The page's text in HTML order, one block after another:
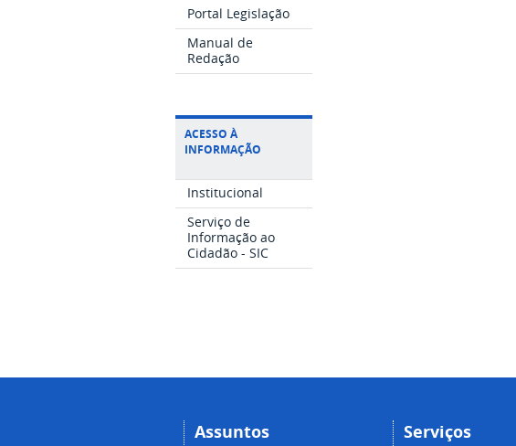
Portal Legislação
Manual de
Redação
ACESSO À
INFORMAÇÃO
Institucional
Serviço de
Informação ao
Cidadão - SIC
Assuntos Serviços